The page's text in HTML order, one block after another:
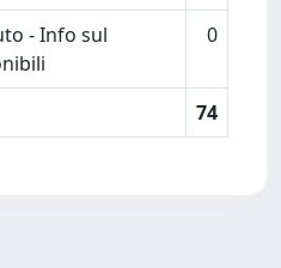
- Info sul
0
74